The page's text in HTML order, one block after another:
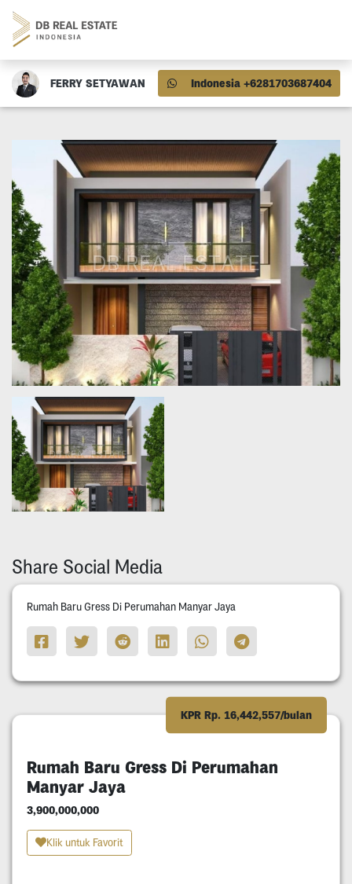
FERRY SETYAWAN Indonesia +6281703687404
Share Social Media
Rumah Baru Gress Di Perumahan Manyar Jaya
KPR Rp. 16,442,557/bulan
Rumah Baru Gress Di Perumahan
Manyar Jaya
3,900,000,000
Klik untuk Favorit